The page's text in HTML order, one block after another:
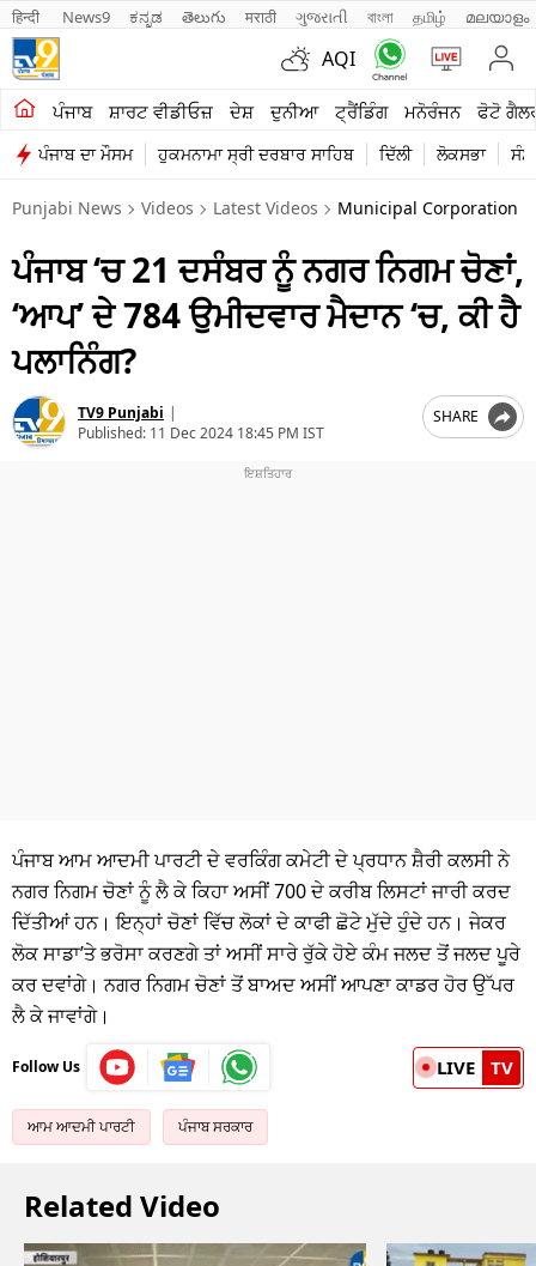
हिन्दी News9 ಕನ್ನಡ తెలుగు मराठी ગુજરાતી বাংলা தமிழ் മലയാളം
AQI
ਪੰਜਾਬ ਸ਼ਾਰਟ ਵੀਡੀਓਜ਼ ਦੇਸ਼ ਦੁਨੀਆ ਟ੍ਰੈਂਡਿੰਗ ਮਨੋਰੰਜਨ ਫੋਟੋ
ਪੰਜਾਬ ਦਾ ਮੌਸਮ ਹੁਕਮਨਾਮਾ ਸ੍ਰੀ ਦਰਬਾਰ ਸਾਹਿਬ ਦਿੱਲੀ ਲੋਕਸਭਾ
ਖੇਤੀਬਾੜੀ
ਸ਼ਾਰਟ ਵੀਡੀਓਜ਼
ਕਾਰੋਬਾਰ
ਕਰਿਅਰ
ਮਨੋਰੰਜਨ
ਦੇਸ਼
ਲਾਈਫ ਸਟਾਈਲ
ਚੋਣਾਂ 2026
Punjabi News Videos Latest Videos Municipal Corporation
ਪੰਜਾਬ ‘ਚ 21 ਦਸੰਬਰ ਨੂੰ ਨਗਰ ਨਿਗਮ ਚੋਣਾਂ,
‘ਆਪ’ ਦੇ 784 ਉਮੀਦਵਾਰ ਮੈਦਾਨ ‘ਚ, ਕੀ ਹੈ
ਪਲਾਨਿੰਗ?
TV9 Punjabi |
Published: 11 Dec 2024 18:45 PM IST
SHARE
ਪੰਜਾਬ ਆਮ ਆਦਮੀ ਪਾਰਟੀ ਦੇ ਵਰਕਿੰਗ ਕਮੇਟੀ ਦੇ ਪ੍ਰਧਾਨ ਸ਼ੈਰੀ ਕਲਸੀ ਨੇ
ਨਗਰ ਨਿਗਮ ਚੋਣਾਂ ਨੂੰ ਲੈ ਕੇ ਕਿਹਾ ਅਸੀਂ 700 ਦੇ ਕਰੀਬ ਲਿਸਟਾਂ ਜਾਰੀ ਕਰਦ
ਦਿੱਤੀਆਂ ਹਨ। ਇਨ੍ਹਾਂ ਚੋਣਾਂ ਵਿੱਚ ਲੋਕਾਂ ਦੇ ਕਾਫੀ ਛੋਟੇ ਮੁੱਦੇ ਹੁੰਦੇ ਹਨ। ਜੇਕਰ
ਲੋਕ ਸਾਡਾ’ਤੇ ਭਰੋਸਾ ਕਰਣਗੇ ਤਾਂ ਅਸੀਂ ਸਾਰੇ ਰੁੱਕੇ ਹੋਏ ਕੰਮ ਜਲਦ ਤੋਂ ਜਲਦ ਪੂਰੇ
ਕਰ ਦਵਾਂਗੇ। ਨਗਰ ਨਿਗਮ ਚੋਣਾਂ ਤੋਂ ਬਾਅਦ ਅਸੀਂ ਆਪਣਾ ਕਾਡਰ ਹੋਰ ਉੱਪਰ
ਲੈ ਕੇ ਜਾਵਾਂਗੇ।
Follow Us LIVE TV
ਆਮ ਆਦਮੀ ਪਾਰਟੀ ਪੰਜਾਬ ਸਰਕਾਰ
Related Video